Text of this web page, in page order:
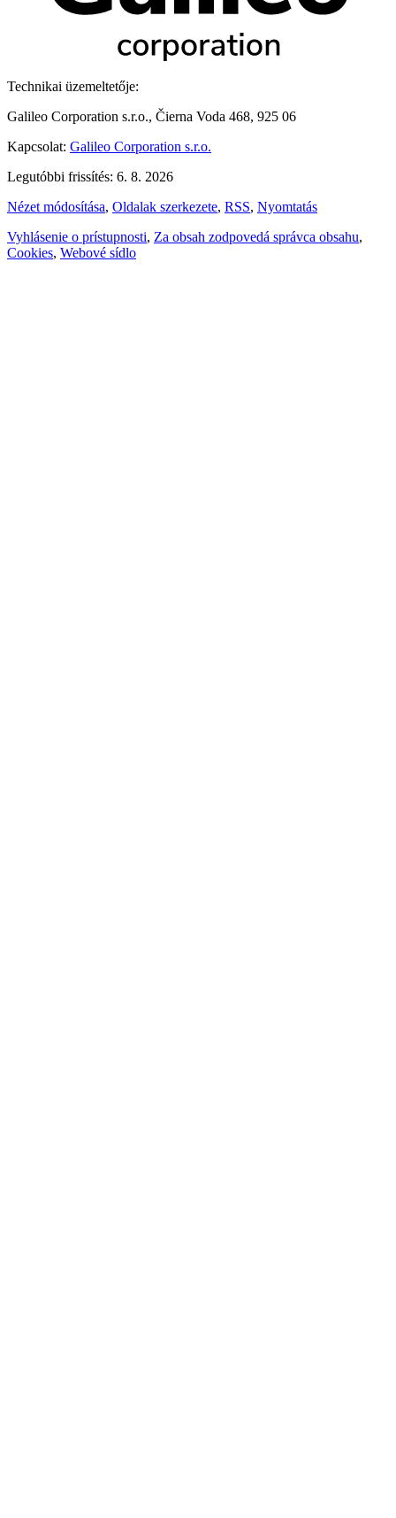
Technikai üzemeltetője:
Galileo Corporation s.r.o., Čierna Voda 468, 925 06
Kapcsolat: Galileo Corporation s.r.o.
Legutóbbi frissítés: 6. 8. 2026
Nézet módosítása, Oldalak szerkezete, RSS, Nyomtatás
Vyhlásenie o prístupnosti, Za obsah zodpovedá správca obsahu,
Cookies, Webové sídlo